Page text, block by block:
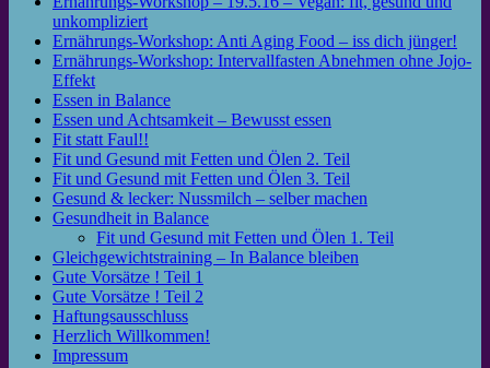
unkompliziert
Ernährungs-Workshop: Anti Aging Food – iss dich jünger!
Ernährungs-Workshop: Intervallfasten Abnehmen ohne Jojo-
Effekt
Essen in Balance
Essen und Achtsamkeit – Bewusst essen
Fit statt Faul!!
Fit und Gesund mit Fetten und Ölen 2. Teil
Fit und Gesund mit Fetten und Ölen 3. Teil
Gesund & lecker: Nussmilch – selber machen
Gesundheit in Balance
Fit und Gesund mit Fetten und Ölen 1. Teil
Gleichgewichtstraining – In Balance bleiben
Gute Vorsätze ! Teil 1
Gute Vorsätze ! Teil 2
Haftungsausschluss
Herzlich Willkommen!
Impressum